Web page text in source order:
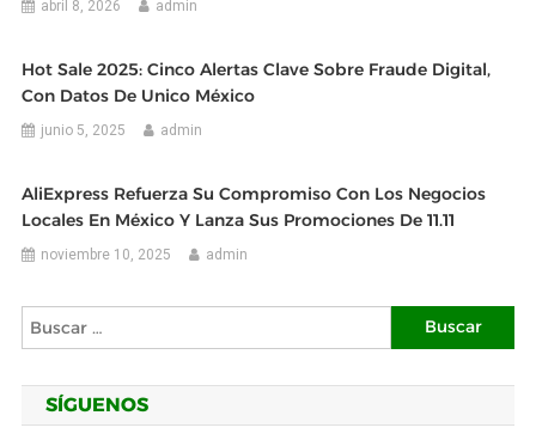
abril 8, 2026 admin
Hot Sale 2025: Cinco Alertas Clave Sobre Fraude Digital,
Con Datos De Unico México
junio 5, 2025 admin
AliExpress Refuerza Su Compromiso Con Los Negocios
Locales En México Y Lanza Sus Promociones De 11.11
noviembre 10, 2025 admin
Buscar:
SÍGUENOS